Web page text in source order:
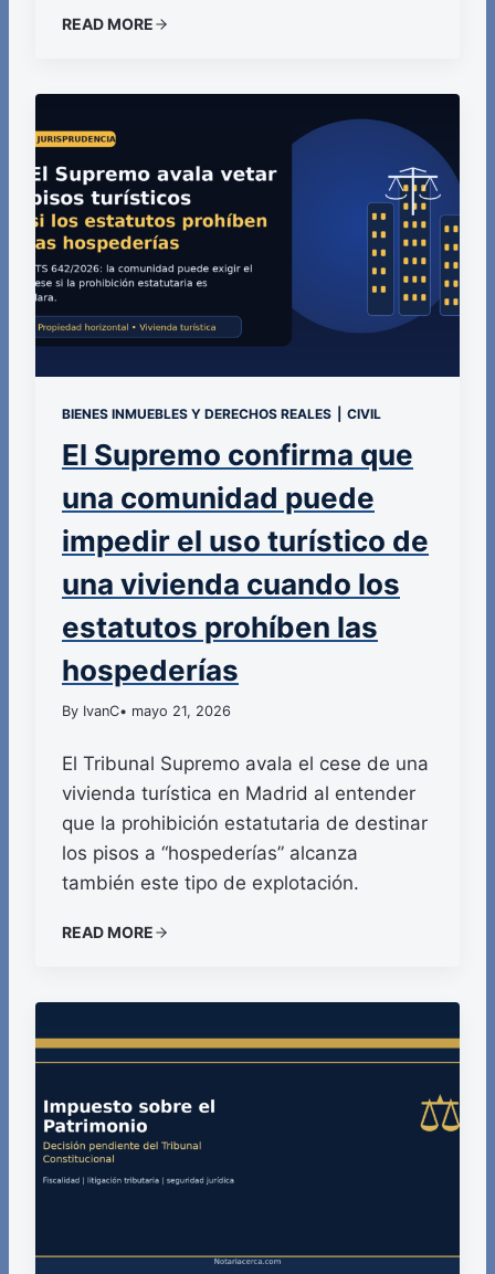
READ MORE
BIENES INMUEBLES Y DERECHOS REALES CIVIL
El Supremo confirma que
una comunidad puede
impedir el uso turístico de
una vivienda cuando los
estatutos prohíben las
hospederías
By IvanC• mayo 21, 2026
El Tribunal Supremo avala el cese de una
vivienda turística en Madrid al entender
que la prohibición estatutaria de destinar
los pisos a “hospederías” alcanza
también este tipo de explotación.
READ MORE